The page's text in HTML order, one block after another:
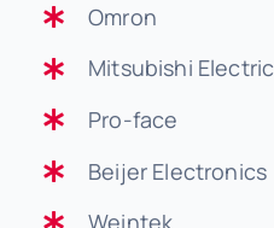
Omron
Mitsubishi Electric
Pro-face
Beijer Electronics
Weintek